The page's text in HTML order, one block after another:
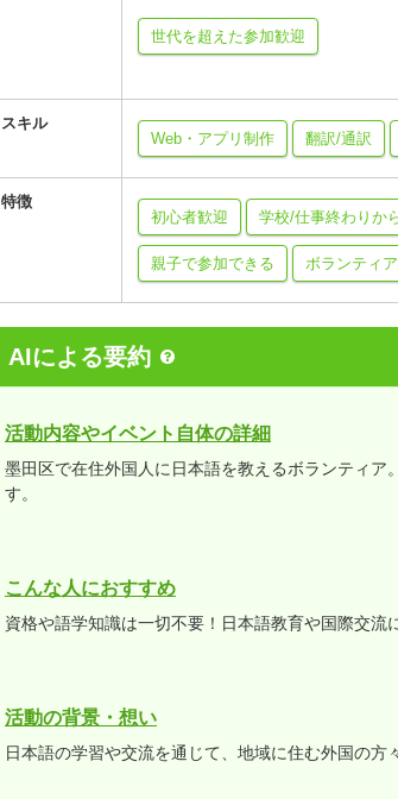
世代を超えた参加歓迎
スキル
Web・アプリ制作
翻訳/通訳
特徴
初心者歓迎
学校/仕事終わりか
親子で参加できる ボランティ
AIによる要約
活動内容やイベント自体の詳細
墨田区で在住外国人に日本語を教えるボランティ
す。
こんな人におすすめ
資格や語学知識は一切不要！日本語教育や国際交流
活動の背景・想い
日本語の学習や交流を通じて、地域に住む外国の方